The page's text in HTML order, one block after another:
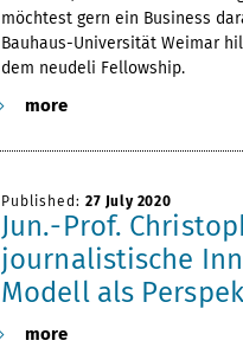
möchtest gern ein Business
Bauhaus-Universität Weimar
dem neudeli Fellowship.
more
Published: 27 July 2020
Jun.-Prof.
journalistische
Modell als
more